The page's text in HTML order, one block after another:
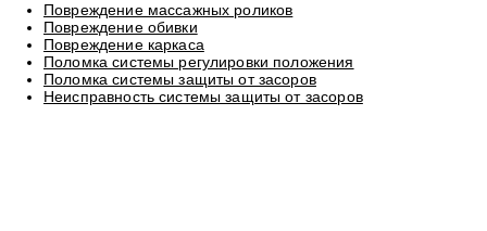
Повреждение массажных роликов
Повреждение обивки
Повреждение каркаса
Поломка системы регулировки положения
Поломка системы защиты от засоров
Неисправность системы защиты от засоров